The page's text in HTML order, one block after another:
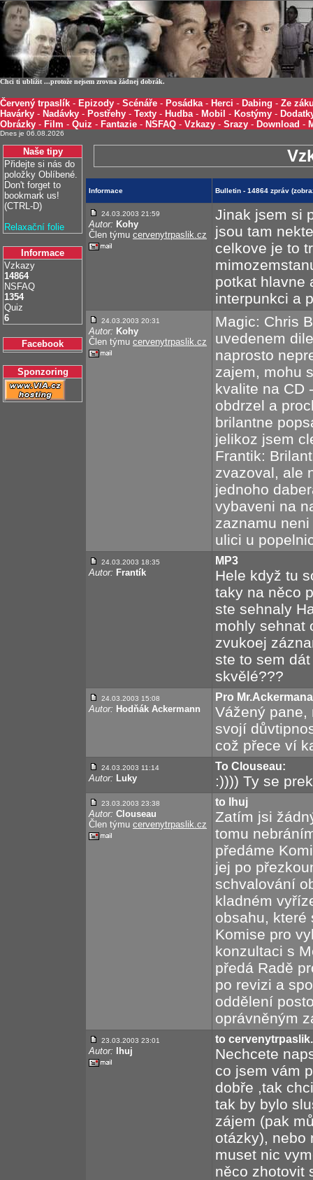
Chci ti ublížit ...protože nejsem zrovna žádnej dobrák.
Červený trpaslík - Epizody - Scénáře - Posádka- Herci - Dabing - Ze
Havárky - Nadávky - Postřehy - Texty - Hudba- Mobil - Kostýmy -
Obrázky - Film - Quiz - Fantazie - NSFAQ - Vzkazy - Srazy - Download -
Dnes je 06.08.2026
Naše tipy
Přidejte si nás do
položky Oblíbené.
Don't forget to
bookmark us!
(CTRL-D)
Relaxační folie
Informace
Vzkazy
14864
NSFAQ
1354
Quiz
6
Facebook
Sponzoring
Informace Bulletin - 14864 zpráv
24.03.2003 21:59
Autor: Kohy
Člen týmu cervenytrpaslik.cz
Jinak jsem si
jsou tam
celkove je to
potkat hlavne
interpunkci a
24.03.2003 20:31
Autor: Kohy
Člen týmu cervenytrpaslik.cz
Magic: Chris
uvedenem
naprosto
zajem, mohu
kvalite na CD
obdrzel a
brilantne
jelikoz jsem
Frantik:
zvazoval, ale
jednoho
vybaveni na
zaznamu
ulici u
24.03.2003 18:35
Autor: Frantík
MP3
Hele když tu
taky na něco
ste sehnaly
mohly sehnat
zvukoej
ste to sem
skvělé???
24.03.2003 15:08
Autor: Hodňák Ackermann
Pro Mr.Ackermana
Vážený pane,
svojí
což přece ví
24.03.2003 11:14
Autor: Luky
To Clouseau:
:)))) Ty se
23.03.2003 23:38
Autor: Clouseau
Člen týmu cervenytrpaslik.cz
to lhuj
Zatím jsi
tomu
předáme
jej po
schvalování
kladném
obsahu, které
Komise pro
konzultaci s
předá Radě
po revizi a
oddělení
oprávněným
23.03.2003 23:01
Autor: Ihuj
to
Nechcete
co jsem vám
dobře ,tak
tak by bylo
zájem (pak
otázky), nebo
muset nic
něco zhotovit